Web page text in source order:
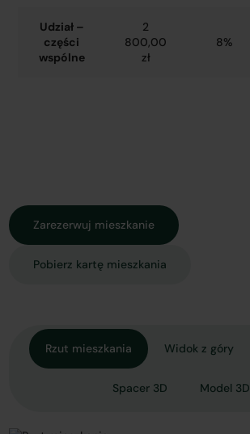
Rzut mieszkania Widok z góry
Spacer 3D Model 3D
Udział –
części
wspólne
2
800,00
zł
8%
Zarezerwuj mieszkanie
Pobierz kartę mieszkania